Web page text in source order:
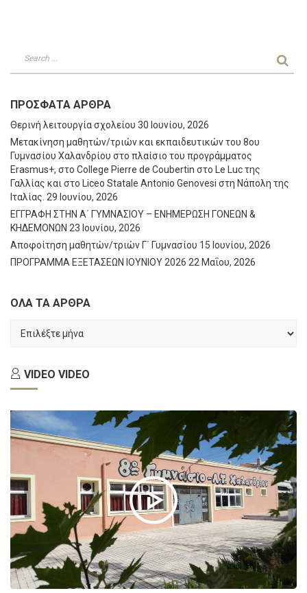
ΠΡΌΣΦΑΤΑ ΆΡΘΡΑ
Θερινή λειτουργία σχολείου 30 Ιουνίου, 2026
Μετακίνηση μαθητών/τριών και εκπαιδευτικών του 8ου
Γυμνασίου Χαλανδρίου στο πλαίσιο του προγράμματος
Erasmus+, στο College Pierre de Coubertin στο Le Luc της
Γαλλίας και στο Liceo Statale Antonio Genovesi στη Νάπολη της
Ιταλίας. 29 Ιουνίου, 2026
ΕΓΓΡΑΦΗ ΣΤΗΝ Α΄ ΓΥΜΝΑΣΙΟΥ – ΕΝΗΜΕΡΩΣΗ ΓΟΝΕΩΝ &
ΚΗΔΕΜΟΝΩΝ 23 Ιουνίου, 2026
Αποφοίτηση μαθητών/τριών Γ΄ Γυμνασίου 15 Ιουνίου, 2026
ΠΡΟΓΡΑΜΜΑ ΕΞΕΤΑΣΕΩΝ ΙΟΥΝΙΟΥ 2026 22 Μαΐου, 2026
ΟΛΑ ΤΑ ΑΡΘΡΑ
ΤΑ
VIDEO VIDEO